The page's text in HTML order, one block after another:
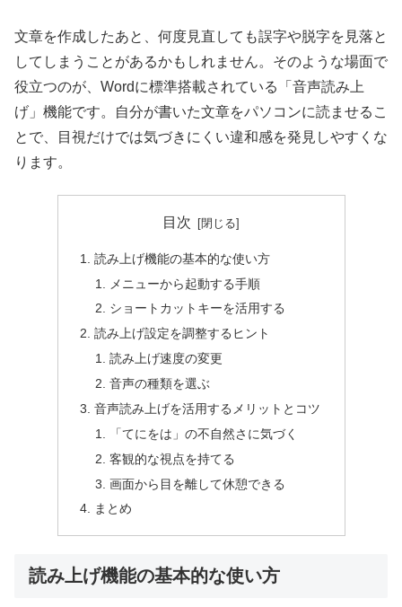
文章を作成したあと、何度見直しても誤字や脱字を見落と
してしまうことがあるかもしれません。そのような場面で
役立つのが、Wordに標準搭載されている「音声読み上
げ」機能です。自分が書いた文章をパソコンに読ませるこ
とで、目視だけでは気づきにくい違和感を発見しやすくな
ります。
目次
読み上げ機能の基本的な使い方
メニューから起動する手順
ショートカットキーを活用する
読み上げ設定を調整するヒント
読み上げ速度の変更
音声の種類を選ぶ
音声読み上げを活用するメリットとコツ
「てにをは」の不自然さに気づく
客観的な視点を持てる
画面から目を離して休憩できる
まとめ
読み上げ機能の基本的な使い方